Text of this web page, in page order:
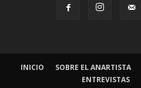
INICIO SOBRE EL ANARTISTA
ENTREVISTAS